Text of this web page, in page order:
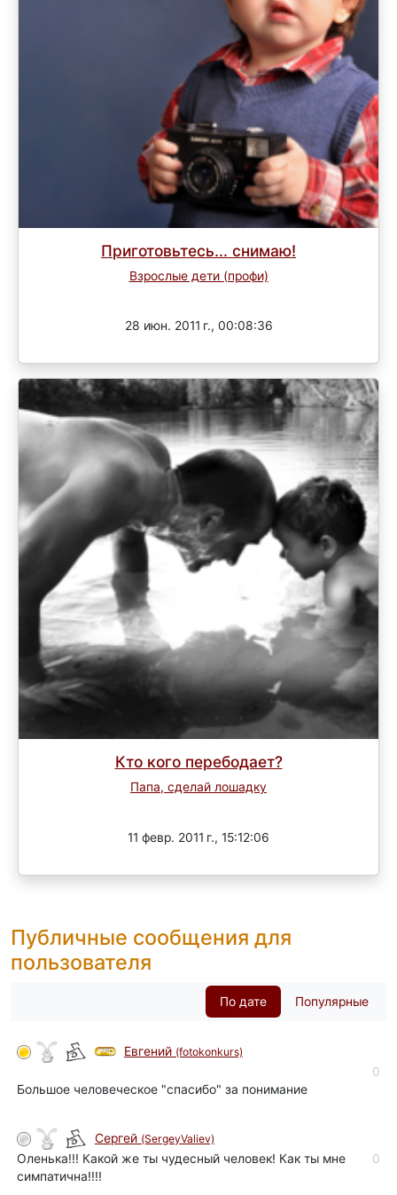
Приготовьтесь... снимаю!
Взрослые дети (профи)
28 июн. 2011 г., 00:08:36
Кто кого перебодает?
Папа, сделай лошадку
11 февр. 2011 г., 15:12:06
Публичные сообщения для
пользователя
По дате Популярные
Евгений (fotokonkurs)
0
Большое человеческое "спасибо" за понимание
Сергей (SergeyValiev)
0
Оленька!!! Какой же ты чудесный человек! Как ты мне
симпатична!!!!